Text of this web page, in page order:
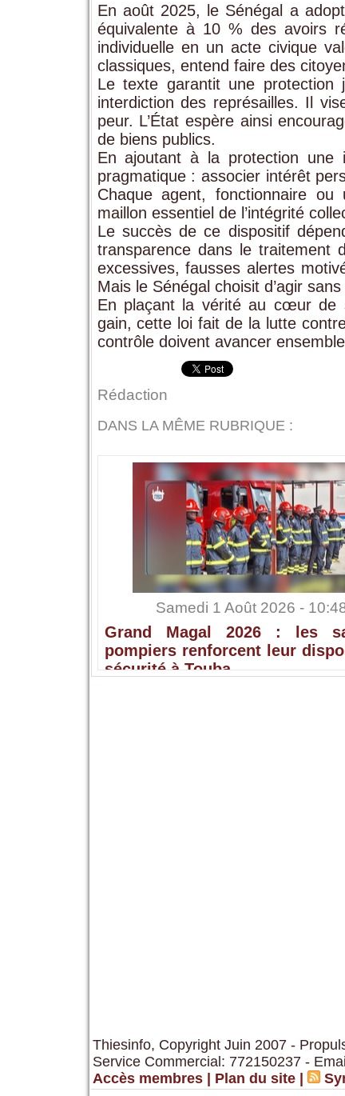
En août 2025, le Sénégal a
équivalente à 10 % des avoirs
individuelle en un acte civique
classiques, entend faire des
Le texte garantit une protection
interdiction des représailles. Il
peur. L’État espère ainsi
de biens publics.
En ajoutant à la protection une
pragmatique : associer intérêt
Chaque agent, fonctionnaire
maillon essentiel de l’intégrité
Le succès de ce dispositif
transparence dans le traitement
excessives, fausses alertes
Mais le Sénégal choisit d’agir
En plaçant la vérité au cœur de
gain, cette loi fait de la lutte
contrôle doivent avancer
Rédaction
DANS LA MÊME RUBRIQUE :
Samedi 1 Août 2026 -
Grand Magal 2026 : les
pompiers renforcent leur
sécurité à Touba
Thiesinfo, Copyright Juin 2007 -
Service Commercial: 772150237 -
Accès membres
Plan du site